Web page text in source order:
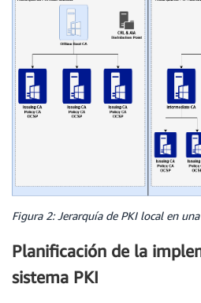
Figura 2: Jerarquía de PKI local en
Planificación de la
sistema PKI